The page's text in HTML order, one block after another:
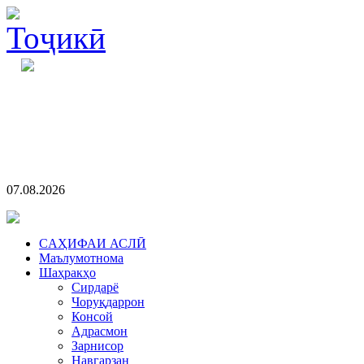
07.08.2026
CАҲИФАИ АСЛӢ
Маълумотнома
Шаҳракҳо
Сирдарё
Чоруқдаррон
Консой
Адрасмон
Зарнисор
Навгарзан